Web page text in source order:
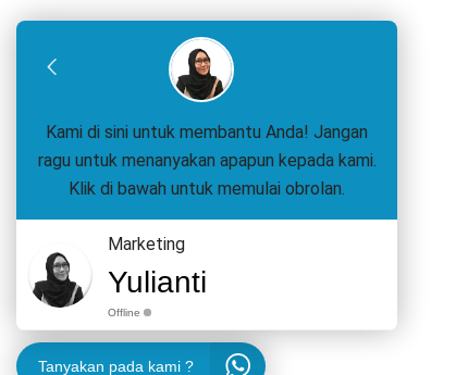
Tanyakan pada kami ?
Kami di sini untuk membantu Anda! Jangan
ragu untuk menanyakan apapun kepada kami.
Klik di bawah untuk memulai obrolan.
Marketing
Yulianti
Offline